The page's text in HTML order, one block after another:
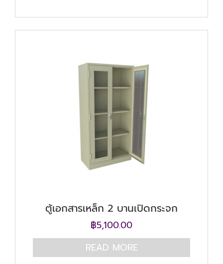
ตู้เอกสารเหล็ก 2 บานเปิดกระจก
฿5,100.00
READ MORE